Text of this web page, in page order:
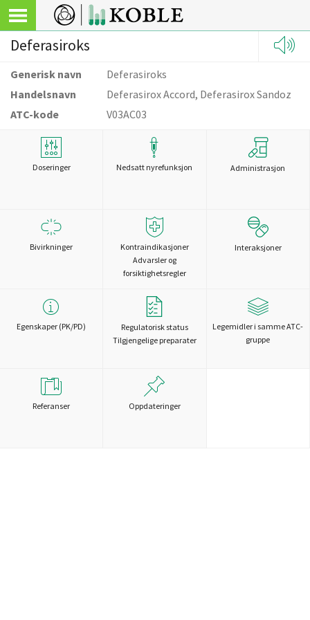
Deferasiroks
Generisk navn
Deferasiroks
Handelsnavn
Deferasirox Accord, Deferasirox Sandoz
ATC-kode
V03AC03
Doseringer Nedsatt nyrefunksjon Administrasjon
Bivirkninger
Kontraindikasjoner
Advarsler og
forsiktighetsregler
Interaksjoner
Egenskaper (PK/PD)
Regulatorisk status
Tilgjengelige preparater
Legemidler i samme ATC-
gruppe
Referanser Oppdateringer